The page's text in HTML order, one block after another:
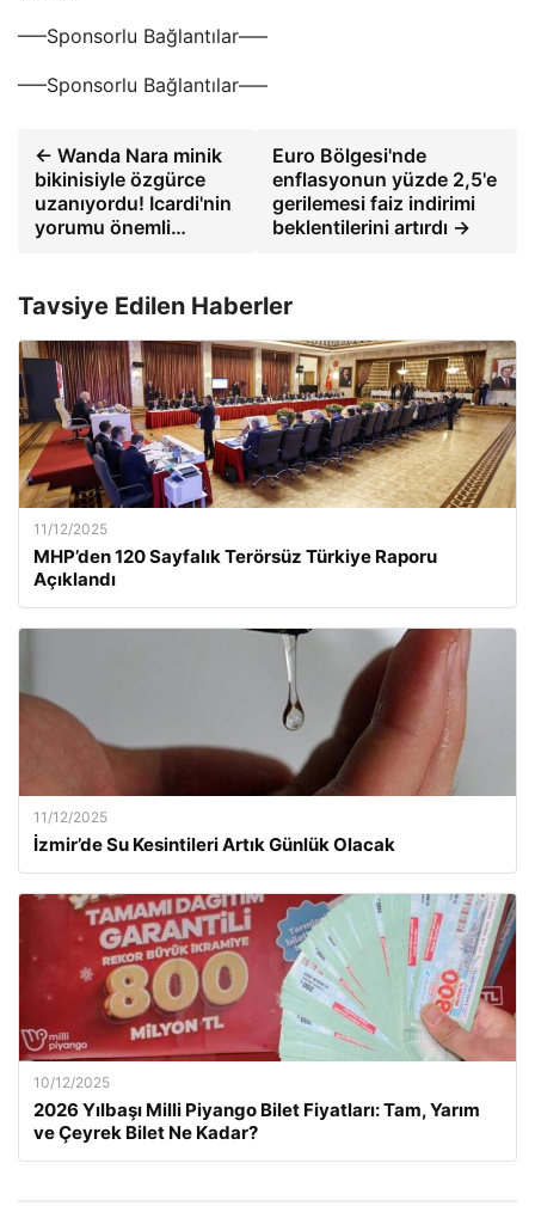
—–Sponsorlu Bağlantılar—–
—–Sponsorlu Bağlantılar—–
← Wanda Nara minik
bikinisiyle özgürce
uzanıyordu! Icardi'nin
yorumu önemli…
Euro Bölgesi'nde
enflasyonun yüzde 2,5'e
gerilemesi faiz indirimi
beklentilerini artırdı →
Tavsiye Edilen Haberler
11/12/2025
MHP’den 120 Sayfalık Terörsüz Türkiye Raporu
Açıklandı
11/12/2025
İzmir’de Su Kesintileri Artık Günlük Olacak
10/12/2025
2026 Yılbaşı Milli Piyango Bilet Fiyatları: Tam, Yarım
ve Çeyrek Bilet Ne Kadar?